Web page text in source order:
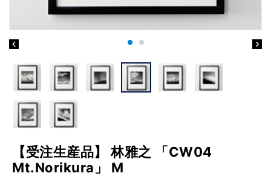
【受注生産品】 林雅之 「CW04
Mt.Norikura」 M